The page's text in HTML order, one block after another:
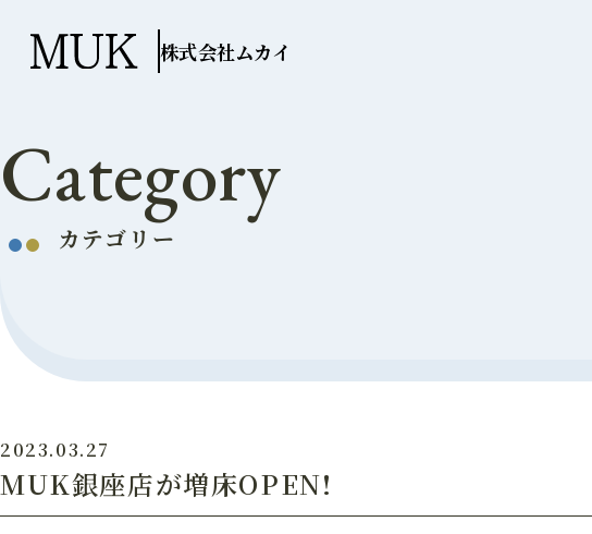
株式会社ムカイ
Category
カテゴリー
2023.03.27
MUK銀座店が増床OPEN!